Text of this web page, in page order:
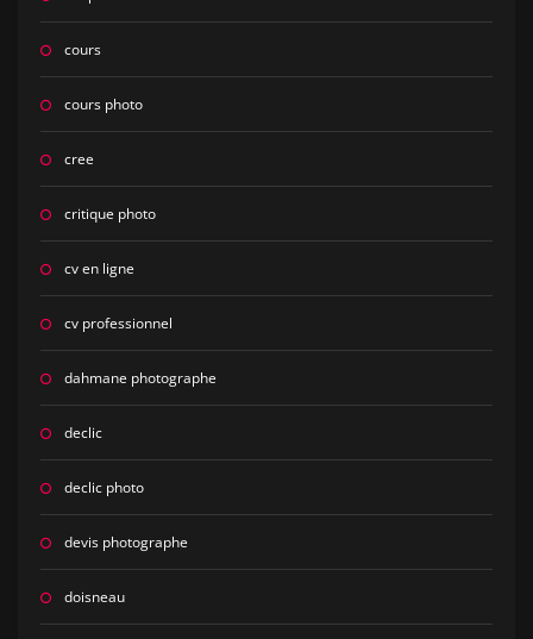
cours
cours photo
cree
critique photo
cv en ligne
cv professionnel
dahmane photographe
declic
declic photo
devis photographe
doisneau